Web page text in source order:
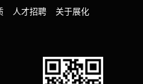
人才招聘 关于展化